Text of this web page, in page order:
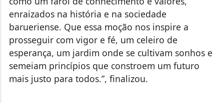
enraizados na história e na sociedade
barueriense. Que essa moção nos inspire a
prosseguir com vigor e fé, um celeiro de
esperança, um jardim onde se cultivam sonhos e
semeiam princípios que constroem um futuro
mais justo para todos.”, finalizou.